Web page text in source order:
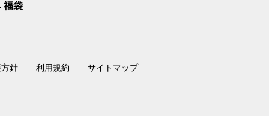
福袋
針 利用規約 サイトマップ